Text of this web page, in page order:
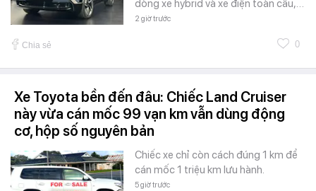
dòng xe hybrid và xe điện toàn cầu,…
2 giờ trước
Chia sẻ 0
Xe Toyota bền đến đâu: Chiếc Land Cruiser
này vừa cán mốc 99 vạn km vẫn dùng động
cơ, hộp số nguyên bản
Chiếc xe chỉ còn cách đúng 1 km để
cán mốc 1 triệu km lưu hành.
5 giờ trước